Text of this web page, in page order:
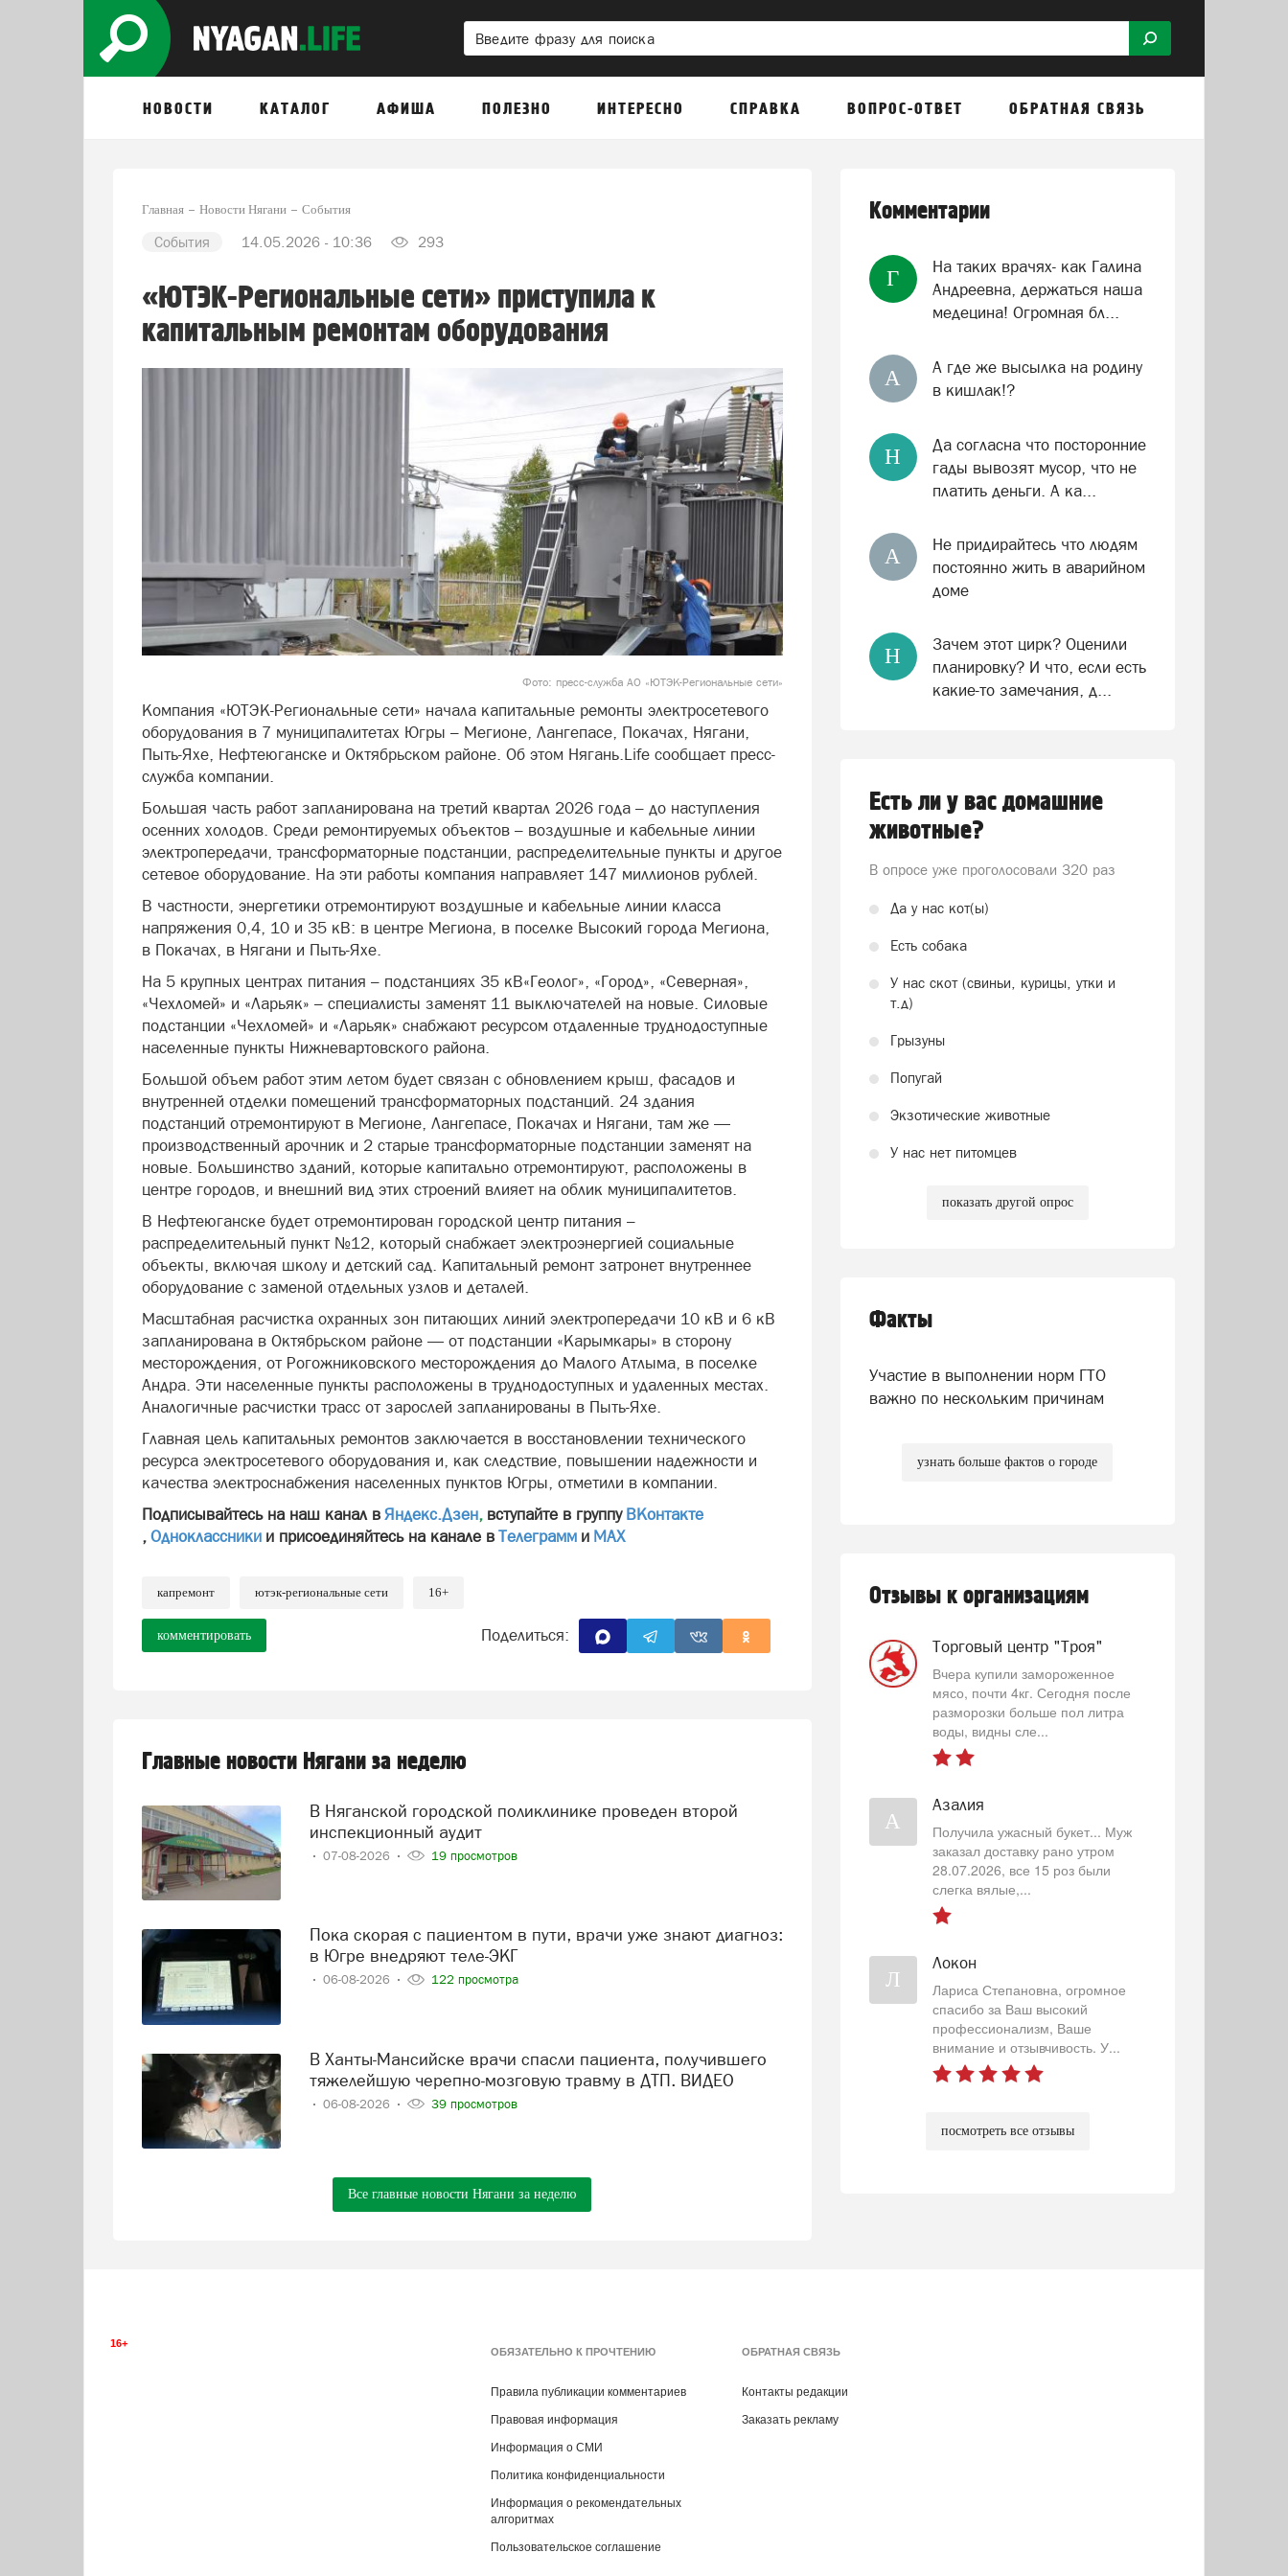
НОВОСТИ КАТАЛОГ АФИША ПОЛЕЗНО ИНТЕРЕСНО СПРАВКА ВОПРОС-ОТВЕТ ОБРАТНАЯ СВЯЗЬ
Главная Новости Нягани События
События 14.05.2026 - 10:36 293
«ЮТЭК-Региональные сети» приступила к
капитальным ремонтам оборудования
Фото: пресс-служба АО «ЮТЭК-Региональные сети»
Компания «ЮТЭК-Региональные сети» начала капитальные ремонты электросетевого
оборудования в 7 муниципалитетах Югры – Мегионе, Лангепасе, Покачах, Нягани,
Пыть-Яхе, Нефтеюганске и Октябрьском районе. Об этом Нягань.Life сообщает пресс-
служба компании.
Большая часть работ запланирована на третий квартал 2026 года – до наступления
осенних холодов. Среди ремонтируемых объектов – воздушные и кабельные линии
электропередачи, трансформаторные подстанции, распределительные пункты и другое
сетевое оборудование. На эти работы компания направляет 147 миллионов рублей.
В частности, энергетики отремонтируют воздушные и кабельные линии класса
напряжения 0,4, 10 и 35 кВ: в центре Мегиона, в поселке Высокий города Мегиона,
в Покачах, в Нягани и Пыть-Яхе.
На 5 крупных центрах питания – подстанциях 35 кВ«Геолог», «Город», «Северная»,
«Чехломей» и «Ларьяк» – специалисты заменят 11 выключателей на новые. Силовые
подстанции «Чехломей» и «Ларьяк» снабжают ресурсом отдаленные труднодоступные
населенные пункты Нижневартовского района.
Большой объем работ этим летом будет связан с обновлением крыш, фасадов и
внутренней отделки помещений трансформаторных подстанций. 24 здания
подстанций отремонтируют в Мегионе, Лангепасе, Покачах и Нягани, там же —
производственный арочник и 2 старые трансформаторные подстанции заменят на
новые. Большинство зданий, которые капитально отремонтируют, расположены в
центре городов, и внешний вид этих строений влияет на облик муниципалитетов.
В Нефтеюганске будет отремонтирован городской центр питания –
распределительный пункт №12, который снабжает электроэнергией социальные
объекты, включая школу и детский сад. Капитальный ремонт затронет внутреннее
оборудование с заменой отдельных узлов и деталей.
Масштабная расчистка охранных зон питающих линий электропередачи 10 кВ и 6 кВ
запланирована в Октябрьском районе — от подстанции «Карымкары» в сторону
месторождения, от Рогожниковского месторождения до Малого Атлыма, в поселке
Андра. Эти населенные пункты расположены в труднодоступных и удаленных местах.
Аналогичные расчистки трасс от зарослей запланированы в Пыть-Яхе.
Главная цель капитальных ремонтов заключается в восстановлении технического
ресурса электросетевого оборудования и, как следствие, повышении надежности и
качества электроснабжения населенных пунктов Югры, отметили в компании.
Подписывайтесь на наш канал в Яндекс.Дзен, вступайте в группу ВКонтакте
, Одноклассники и присоединяйтесь на канале в Телеграмм и МАХ
капремонт ютэк-региональные сети 16+
комментировать Поделиться:
Главные новости Нягани за неделю
В Няганской городской поликлинике проведен второй
инспекционный аудит
07-08-2026 19 просмотров
Пока скорая с пациентом в пути, врачи уже знают диагноз:
в Югре внедряют теле-ЭКГ
06-08-2026 122 просмотра
В Ханты-Мансийске врачи спасли пациента, получившего
тяжелейшую черепно-мозговую травму в ДТП. ВИДЕО
06-08-2026 39 просмотров
Все главные новости Нягани за неделю
Комментарии
Г
На таких врачях- как Галина
Андреевна, держаться наша
медецина! Огромная бл...
А
А где же высылка на родину
в кишлак!?
Н
Да согласна что посторонние
гады вывозят мусор, что не
платить деньги. А ка...
А
Не придирайтесь что людям
постоянно жить в аварийном
доме
Н
Зачем этот цирк? Оценили
планировку? И что, если есть
какие-то замечания, д...
Есть ли у вас домашние
животные?
В опросе уже проголосовали 320 раз
Да у нас кот(ы)
Есть собака
У нас скот (свиньи, курицы, утки и
т.д)
Грызуны
Попугай
Экзотические животные
У нас нет питомцев
показать другой опрос
Факты
Участие в выполнении норм ГТО
важно по нескольким причинам
узнать больше фактов о городе
Отзывы к организациям
Торговый центр "Троя"
Вчера купили замороженное
мясо, почти 4кг. Сегодня после
разморозки больше пол литра
воды, видны сле...
А
Азалия
Получила ужасный букет... Муж
заказал доставку рано утром
28.07.2026, все 15 роз были
слегка вялые,...
Л
Локон
Лариса Степановна, огромное
спасибо за Ваш высокий
профессионализм, Ваше
внимание и отзывчивость. У...
посмотреть все отзывы
16+
ОБЯЗАТЕЛЬНО К ПРОЧТЕНИЮ
Правила публикации комментариев
Правовая информация
Информация о СМИ
Политика конфиденциальности
Информация о рекомендательных
алгоритмах
Пользовательское соглашение
ОБРАТНАЯ СВЯЗЬ
Контакты редакции
Заказать рекламу